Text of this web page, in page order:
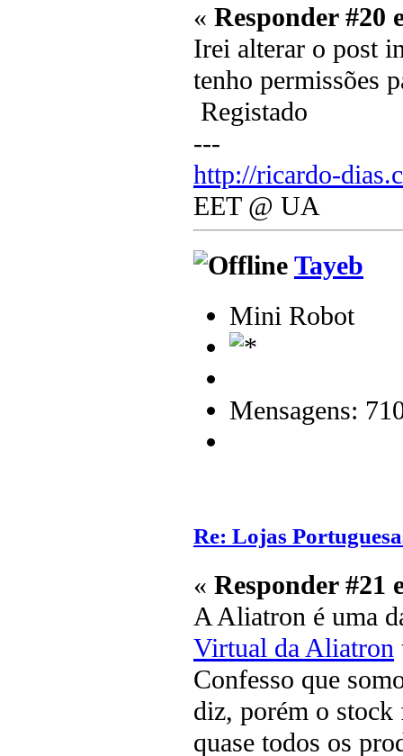
« Responder #20
Irei alterar o post
tenho permissões
Registado
---
http://ricardo-
EET @ UA
Tayeb
Mini Robot
Mensagens:
Re: Lojas
« Responder #21
A Aliatron é uma
Virtual da Aliatron
Confesso que
diz, porém o
quase todos os